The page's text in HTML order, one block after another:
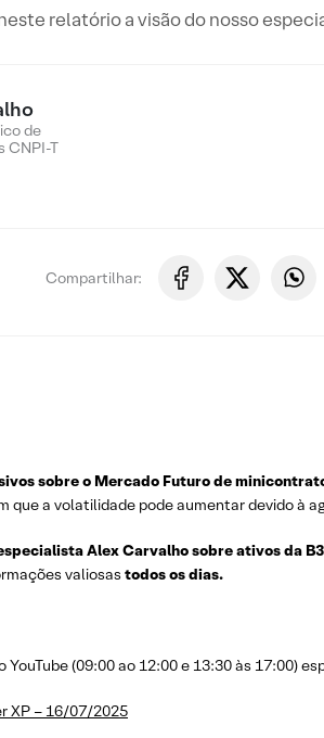
relatório a visão do nosso
de
CNPI-T
Compartilhar:
sobre o Mercado Futuro de
a volatilidade pode aumentar devido à
Alex Carvalho sobre ativos da B3
valiosas todos os dias.
(09:00 ao 12:00 e 13:30 às 17:00)
XP – 16/07/2025